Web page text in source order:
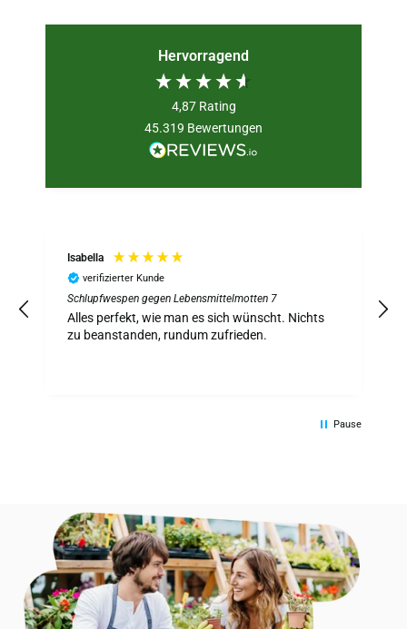
Hervorragend
4,87 Rating
45.319 Bewertungen
Isabella
verifizierter Kunde
Schlupfwespen gegen Lebensmittelmotten 7
Alles perfekt, wie man es sich wünscht. Nichts
zu beanstanden, rundum zufrieden.
Pause